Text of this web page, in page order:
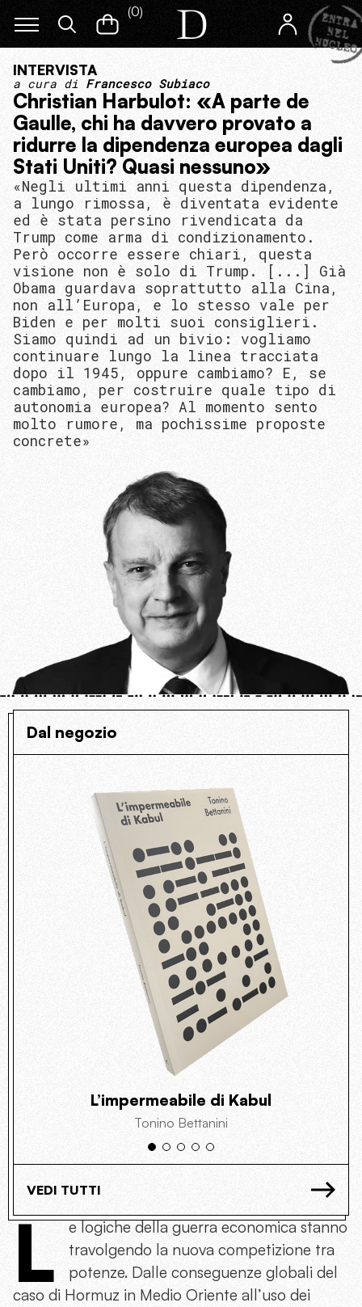
(0)
INTERVISTA
a cura di Francesco Subiaco
Christian Harbulot: «A parte de
Gaulle, chi ha davvero provato a
ridurre la dipendenza europea dagli
Stati Uniti? Quasi nessuno»
«Negli ultimi anni questa dipendenza,
a lungo rimossa, è diventata evidente
ed è stata persino rivendicata da
Trump come arma di condizionamento.
Però occorre essere chiari, questa
visione non è solo di Trump. [...] Già
Obama guardava soprattutto alla Cina,
non all’Europa, e lo stesso vale per
Biden e per molti suoi consiglieri.
Siamo quindi ad un bivio: vogliamo
continuare lungo la linea tracciata
dopo il 1945, oppure cambiamo? E, se
cambiamo, per costruire quale tipo di
autonomia europea? Al momento sento
molto rumore, ma pochissime proposte
concrete»
Dal negozio
L’impermeabile di Kabul
Tonino Bettanini
VEDI TUTTI
L
e logiche della guerra economica stanno
travolgendo la nuova competizione tra
potenze. Dalle conseguenze globali del
caso di Hormuz in Medio Oriente all’uso dei